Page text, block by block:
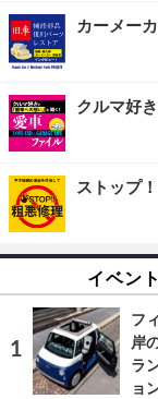
カーメー
クルマ好
ストップ
イベン
フ
岸
ラ
ョ